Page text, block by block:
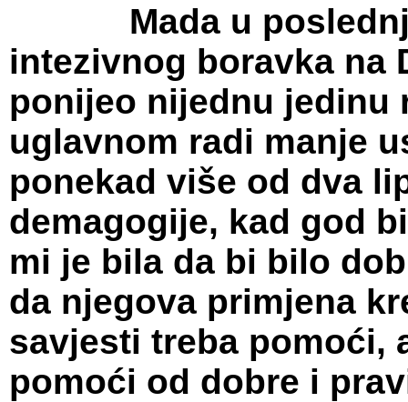
Mada u
intezivnog boravka na
ponijeo nijednu jedinu
uglavnom radi manje
ponekad više od dva
demagogije, kad god
mi je bila da bi bilo
da njegova primjena
savjesti treba pomoći,
pomoći od dobre i